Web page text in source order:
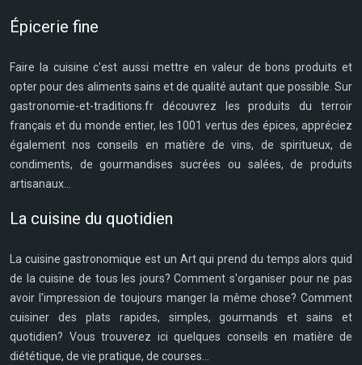
Épicerie fine
Faire la cuisine c'est aussi mettre en valeur de bons produits et
opter pour des aliments sains et de qualité autant que possible. Sur
gastronomie-et-traditions.fr découvrez les produits du terroir
français et du monde entier, les 1001 vertus des épices, appréciez
également nos conseils en matière de vins, de spiritueux, de
condiments, de gourmandises sucrées ou salées, de produits
artisanaux...
La cuisine du quotidien
La cuisine gastronomique est un Art qui prend du temps alors quid
de la cuisine de tous les jours? Comment s'organiser pour ne pas
avoir l'impression de toujours manger la même chose? Comment
cuisiner des plats rapides, simples, gourmands et sains et
quotidien? Vous trouverez ici quelques conseils en matière de
diététique, de vie pratique, de courses...